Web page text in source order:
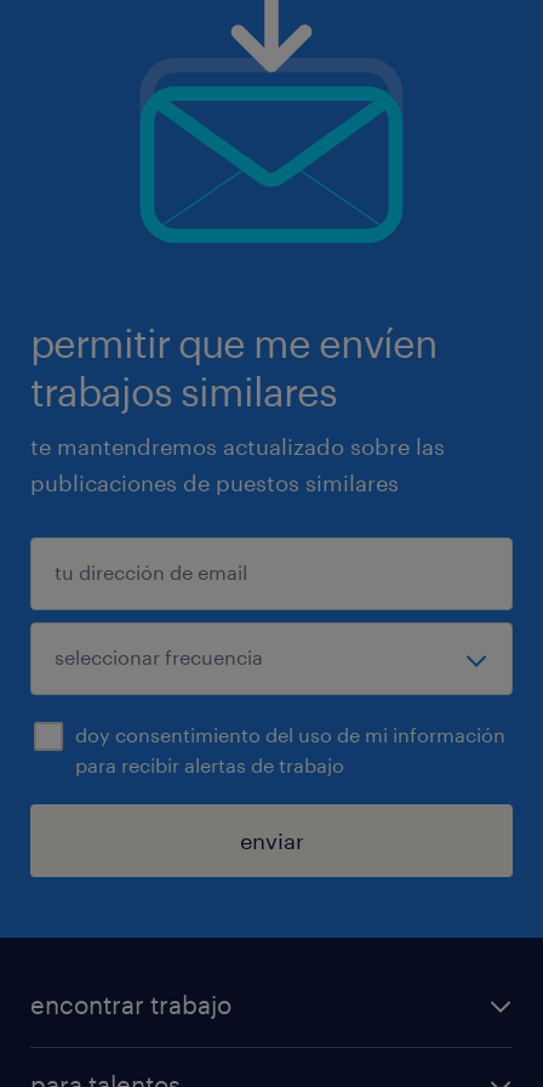
permitir que me envíen
trabajos similares
te mantendremos actualizado sobre las
publicaciones de puestos similares
doy consentimiento del uso de mi información
para recibir alertas de trabajo
enviar
encontrar trabajo